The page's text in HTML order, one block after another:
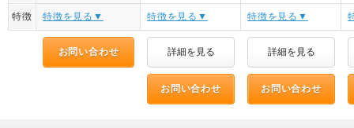
特徴 特徴を見る▼ 特徴を見る▼ 特徴を見る▼
お問い合わせ 詳細を見る 詳細を見る
お問い合わせ お問い合わせ